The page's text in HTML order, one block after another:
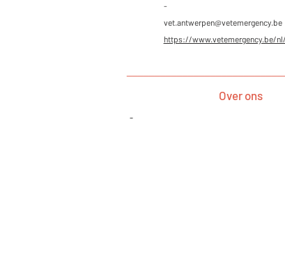
-
vet.antwerpen@vetemergency.be
https://www.vetemergency.be/nl/
Over ons
-